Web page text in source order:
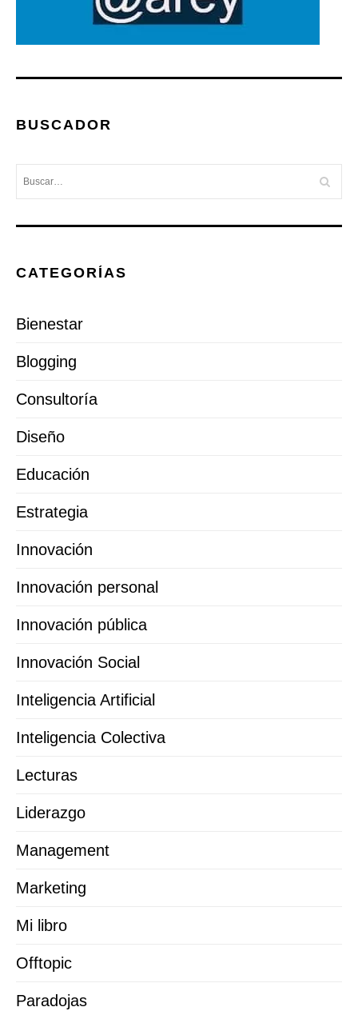
BUSCADOR
CATEGORÍAS
Bienestar
Blogging
Consultoría
Diseño
Educación
Estrategia
Innovación
Innovación personal
Innovación pública
Innovación Social
Inteligencia Artificial
Inteligencia Colectiva
Lecturas
Liderazgo
Management
Marketing
Mi libro
Offtopic
Paradojas